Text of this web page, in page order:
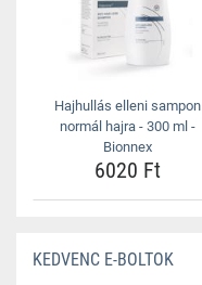
Hajhullás elleni sampon
normál hajra - 300 ml -
Bionnex
6020 Ft
KEDVENC E-BOLTOK